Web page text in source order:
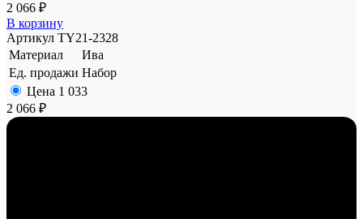
2 066 ₽
В корзину
Артикул TY21-2328
Материал
Ива
Ед. продажи Набор
Цена 1 033
2 066 ₽